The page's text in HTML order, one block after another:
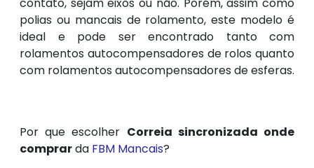
contato, sejam eixos ou não. Porém, assim como
polias ou mancais de rolamento, este modelo é
ideal e pode ser encontrado tanto com
rolamentos autocompensadores de rolos quanto
com rolamentos autocompensadores de esferas.
Por que escolher Correia sincronizada onde
comprarda FBM Mancais?